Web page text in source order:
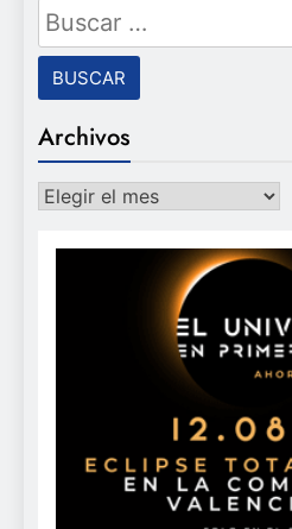
Buscar:
Archivos
Archivos